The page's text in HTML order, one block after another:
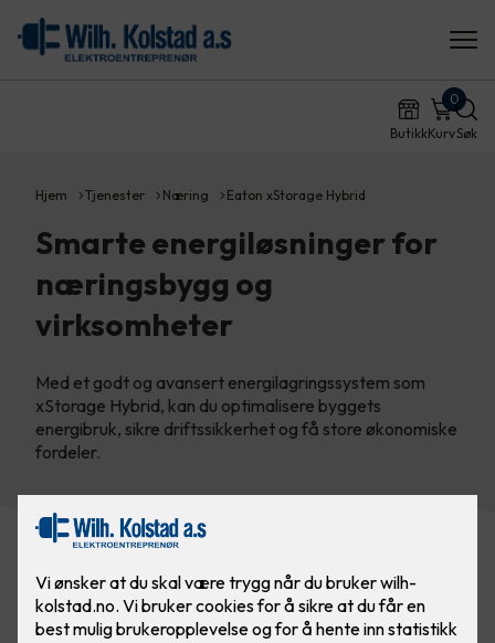
ButikkKurv
0
Søk
Hjem Tjenester Næring Eaton xStorage Hybrid
Smarte energiløsninger for
næringsbygg og
virksomheter
Med et godt og avansert energilagringssystem som
xStorage Hybrid, kan du optimalisere byggets
energibruk, sikre driftssikkerhet og få store økonomiske
fordeler.
energikostnader en betydelig del av budsjettet. Samtidig
øker krav til bærekraft og energistyring i både offentlige og
private bygg.